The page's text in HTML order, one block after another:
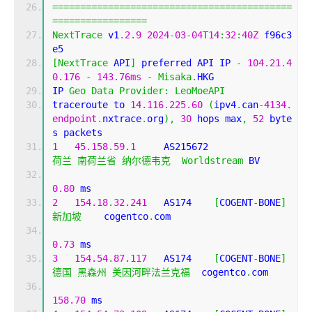
===========================================
=================
NextTrace v1 . 2.9 2024-03-04T14: 32:40Z f96c3
e5
[NextTrace API] preferred API IP - 104.21 .4
0.176
- 143.76ms - Misaka. HKG
IP Geo Data Provider:
LeoMoeAPI
traceroute to 14.116. 225.60 (ipv4. can-4134.
endpoint . nxtrace. org), 30 hops max, 52 byte
s packets
1
45.158. 59.1
荷兰 南荷兰省 纳尔德韦克 Worldstream BV
0.80 ms
2
154.18. 32.241
   AS174
[COGENT-BONE]
新加坡
    cogentco
. com
0.73 ms
3
154.54. 87.117
   AS174
[COGENT-BONE]
德国
黑森州 美因河畔法兰克福
  cogentco
. com
158.70 ms